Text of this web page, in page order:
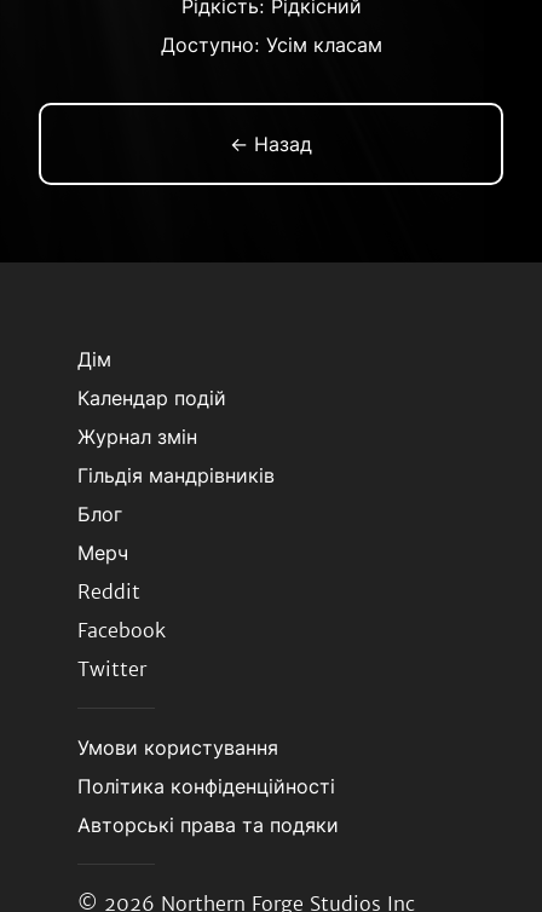
Рідкість: Рідкісний
Доступно: Усім класам
← Назад
Дім
Календар подій
Журнал змін
Гільдія мандрівників
Блог
Мерч
Reddit
Facebook
Twitter
Умови користування
Політика конфіденційності
Авторські права та подяки
© 2026 Northern Forge Studios Inc